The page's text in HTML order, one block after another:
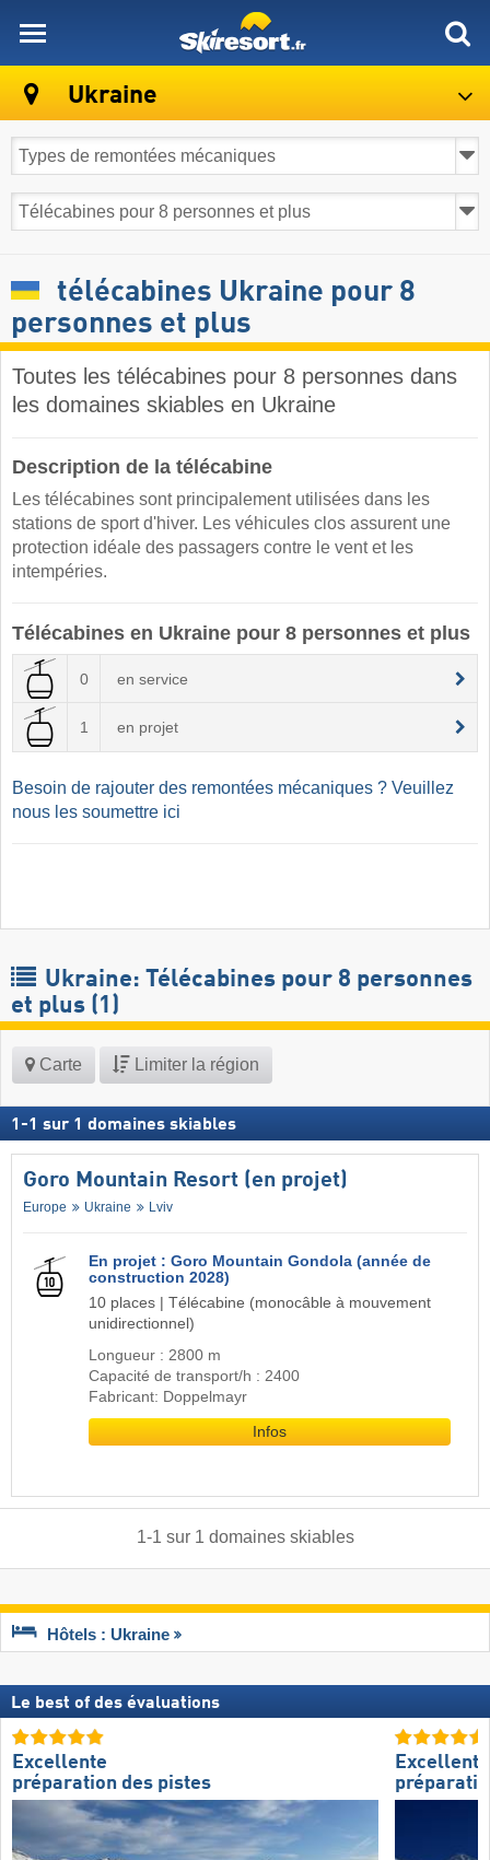
Ukraine
télécabines Ukraine pour 8
personnes et plus
Toutes les télécabines pour 8 personnes dans
les domaines skiables en Ukraine ​
Description de la télécabine
Les télécabines sont principalement utilisées dans les
stations de sport d'hiver. Les véhicules clos assurent une
protection idéale des passagers contre le vent et les
intempéries.
Télécabines en Ukraine pour 8 personnes et plus
0 en service
1 en projet
Besoin de rajouter des remontées mécaniques ? Veuillez
nous les soumettre ici
Ukraine: Télécabines pour 8 personnes
et plus (1)
Carte Limiter la région
1 -1 sur 1 domaines skiables
Goro Mountain Resort (en projet)
Europe Ukraine Lviv
En projet : Goro Mountain Gondola (année de
construction 2028)
10 places | Télécabine (monocâble à mouvement
unidirectionnel)
Longueur : 2800 m
Capacité de transport/h : 2400
Fabricant: Doppelmayr
Infos
1-1 sur 1 domaines skiables
Hôtels : Ukraine
Le best of des évaluations
Excellente
préparation des pistes
Excellente